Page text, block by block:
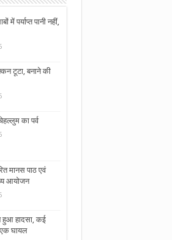
में पर्याप्त पानी नहीं,
टूटा, बनाने की
का पर्व
मानस पाठ एवं
आयोजन
हुआ हादसा, कई
एक घायल